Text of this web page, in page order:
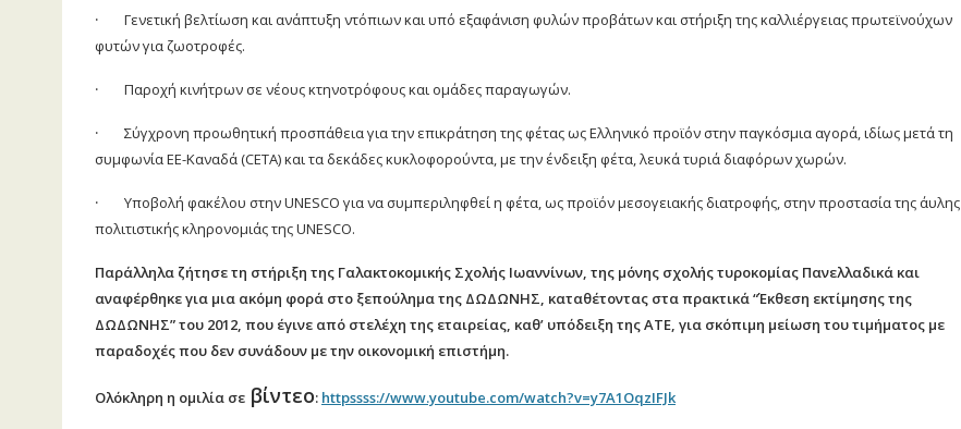
· Γενετική βελτίωση και ανάπτυξη ντόπιων και υπό εξαφάνιση φυλών προβάτων και στήριξη της καλλιέργειας πρωτεϊνούχων
φυτών για ζωοτροφές.
· Παροχή κινήτρων σε νέους κτηνοτρόφους και ομάδες παραγωγών.
· Σύγχρονη προωθητική προσπάθεια για την επικράτηση της φέτας ως Ελληνικό προϊόν στην παγκόσμια αγορά, ιδίως μετά τη
συμφωνία ΕΕ-Καναδά (CETA) και τα δεκάδες κυκλοφορούντα, με την ένδειξη φέτα, λευκά τυριά διαφόρων χωρών.
· Υποβολή φακέλου στηνUNESCO για να συμπεριληφθεί η φέτα, ως προϊόν μεσογειακής διατροφής, στην προστασία της άυλης
πολιτιστικής κληρονομιάς τηςUNESCO.
Παράλληλα ζήτησε τη στήριξη της Γαλακτοκομικής Σχολής Ιωαννίνων, της μόνης σχολής τυροκομίας Πανελλαδικά και
αναφέρθηκε για μια ακόμη φορά στο ξεπούλημα της ΔΩΔΩΝΗΣ, καταθέτοντας στα πρακτικά “Έκθεση εκτίμησης της
ΔΩΔΩΝΗΣ” του 2012, που έγινε από στελέχη της εταιρείας, καθ’ υπόδειξη της ΑΤΕ, για σκόπιμη μείωση του τιμήματος με
παραδοχές που δεν συνάδουν με την οικονομική επιστήμη.
Ολόκληρη η ομιλία σε βίντεο: httpssss://www.youtube.com/watch?v=y7A1OqzIFJk